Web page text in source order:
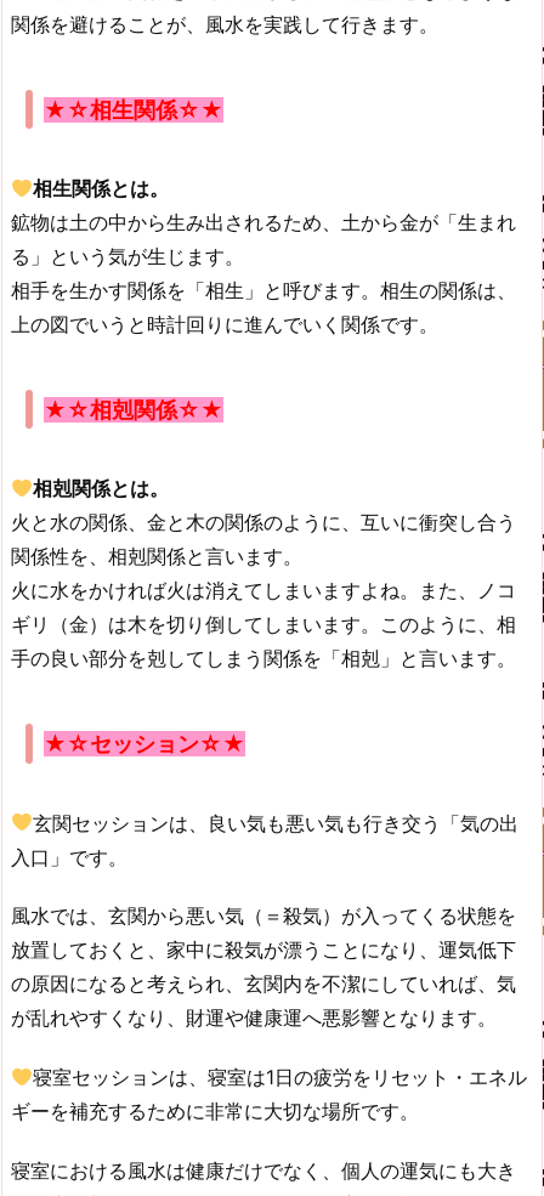
関係を避けることが、風水を実践して行きます。
★☆相生関係☆★
相生関係とは。
鉱物は土の中から生み出されるため、土から金が「生まれ
る」という気が生じます。
相手を生かす関係を「相生」と呼びます。相生の関係は、
上の図でいうと時計回りに進んでいく関係です。
★☆相剋関係☆★
相剋関係とは。
火と水の関係、金と木の関係のように、互いに衝突し合う
関係性を、相剋関係と言います。
火に水をかければ火は消えてしまいますよね。また、ノコ
ギリ（金）は木を切り倒してしまいます。このように、相
手の良い部分を剋してしまう関係を「相剋」と言います。
★☆セッション☆★
玄関セッションは、良い気も悪い気も行き交う「気の出
入口」です。
風水では、玄関から悪い気（＝殺気）が入ってくる状態を
放置しておくと、家中に殺気が漂うことになり、運気低下
の原因になると考えられ、玄関内を不潔にしていれば、気
が乱れやすくなり、財運や健康運へ悪影響となります。
寝室セッションは、寝室は1日の疲労をリセット・エネル
ギーを補充するために非常に大切な場所です。
寝室における風水は健康だけでなく、個人の運気にも大き